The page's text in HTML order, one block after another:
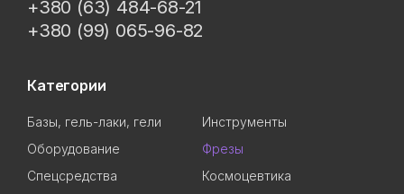
+380 (63) 484-68-21
+380 (99) 065-96-82
Категории
Базы, гель-лаки, гели
Инструменты
Оборудование
Фрезы
Спецсредства
Космоцевтика